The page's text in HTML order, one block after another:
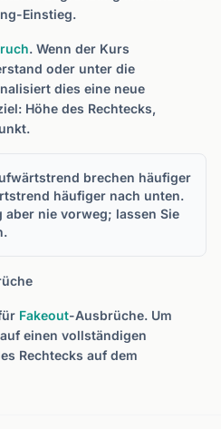
Einstieg.
. Wenn der Kurs
oder unter die
dies eine neue
Höhe des Rechtecks,
brechen häufiger
häufiger nach unten.
aber nie vorweg; lassen Sie
Fakeout-Ausbrüche. Um
einen vollständigen
Rechtecks auf dem